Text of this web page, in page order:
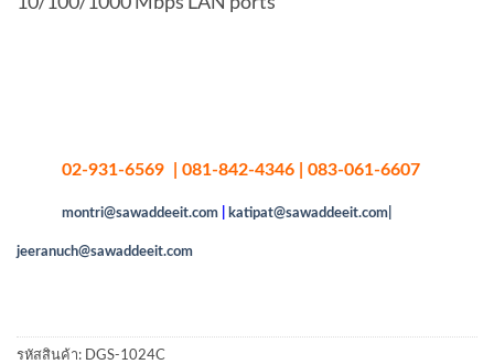
02-931-6569 | 081-842-4346 | 083-061-6607
montri@sawaddeeit.com katipat@sawaddeeit.com|
jeeranuch@sawaddeeit.com
รหัสสินค้า: DGS-1024C